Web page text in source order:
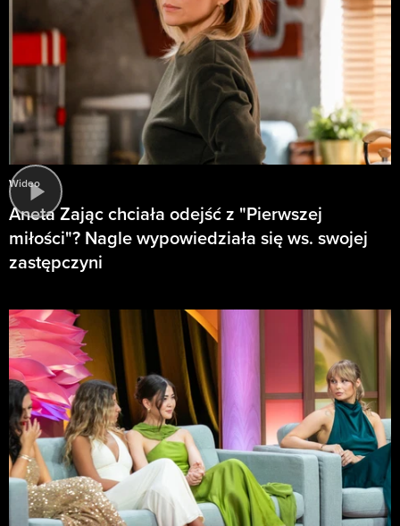
Wideo
Aneta Zając chciała odejść z "Pierwszej
miłości"? Nagle wypowiedziała się ws. swojej
zastępczyni